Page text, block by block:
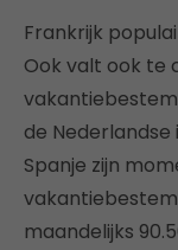
Frankrijk
Ook valt ook te
de
Spanje zijn
maandelijks